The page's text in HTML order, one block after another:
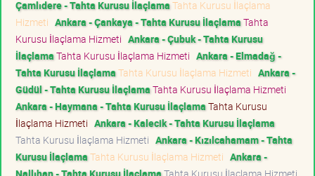
Çamlıdere - Tahta Kurusu İlaçlamaTahta Kurusu İlaçlama
Hizmeti Ankara - Çankaya - Tahta Kurusu İlaçlamaTahta
Kurusu İlaçlama Hizmeti Ankara - Çubuk - Tahta Kurusu
İlaçlamaTahta Kurusu İlaçlama Hizmeti Ankara - Elmadağ -
Tahta Kurusu İlaçlamaTahta Kurusu İlaçlama Hizmeti Ankara -
Güdül - Tahta Kurusu İlaçlamaTahta Kurusu İlaçlama Hizmeti
Ankara - Haymana - Tahta Kurusu İlaçlamaTahta Kurusu
İlaçlama Hizmeti Ankara - Kalecik - Tahta Kurusu İlaçlama
Tahta Kurusu İlaçlama Hizmeti Ankara - Kızılcahamam - Tahta
Kurusu İlaçlamaTahta Kurusu İlaçlama Hizmeti Ankara -